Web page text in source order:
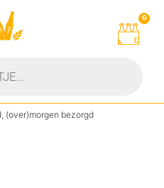
0
(over)morgen bezorgd